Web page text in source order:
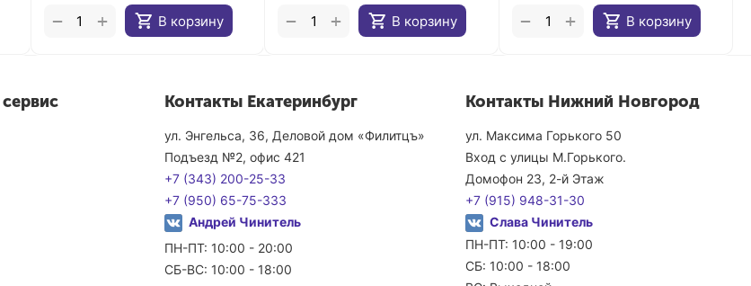
В корзину
+
− В корзину
+
− В корзину
+
−
Контакты Екатеринбург
ул. Энгельса, 36, Деловой дом «Филитцъ»
Подъезд №2, офис 421
+7 (343) 200-25-33
+7 (950) 65-75-333
Андрей Чинитель
ПН-ПТ: 10:00 - 20:00
СБ-ВС: 10:00 - 18:00
Контакты Нижний Новгород
ул. Максима Горького 50
Вход с улицы М.Горького.
Домофон 23, 2-й Этаж
+7 (915) 948-31-30
Слава Чинитель
ПН-ПТ: 10:00 - 19:00
СБ: 10:00 - 18:00